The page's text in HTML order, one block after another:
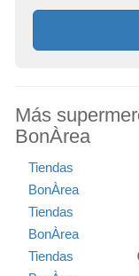
Más
BonÀrea
Tiendas
BonÀrea
Tiendas
BonÀrea
Tiendas